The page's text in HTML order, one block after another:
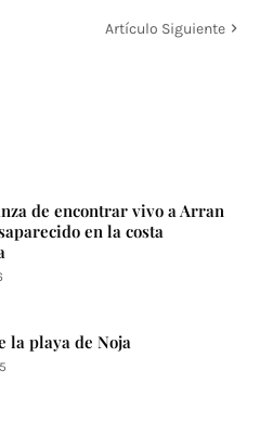
Artículo Siguiente
de encontrar vivo a Arran
en la costa
la playa de Noja